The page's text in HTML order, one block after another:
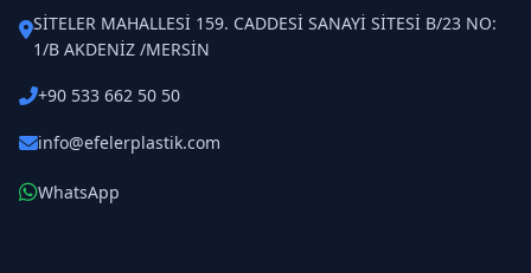
SİTELER MAHALLESİ 159. CADDESİ SANAYİ SİTESİ B/23 NO:
1/B AKDENİZ /MERSİN
+90 533 662 50 50
info@efelerplastik.com
WhatsApp